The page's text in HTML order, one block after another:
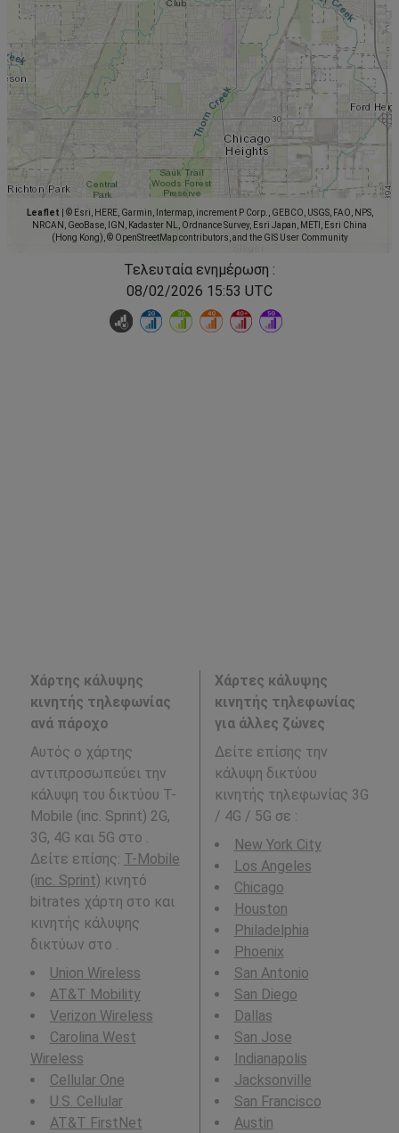
Leaflet
© Esri, HERE, Garmin, Intermap, increment P Corp., GEBCO, USGS, FAO, NPS,
NRCAN, GeoBase, IGN, Kadaster NL, Ordnance Survey, Esri Japan, METI, Esri China
(Hong Kong), © OpenStreetMap contributors, and the GIS User Community
Τελευταία ενημέρωση :
08/02/2026 15:53 UTC
Χάρτης κάλυψης
κινητής τηλεφωνίας
ανά πάροχο
Αυτός ο χάρτης
αντιπροσωπεύει την
κάλυψη του δικτύου T-
Mobile (inc. Sprint) 2G,
3G, 4G και 5G στο .
Δείτε επίσης: T-Mobile
(inc. Sprint) κινητό
bitrates χάρτη στο και
κινητής κάλυψης
δικτύων στο .
Union Wireless
AT&T Mobility
Verizon Wireless
Carolina West
Wireless
Cellular One
U.S. Cellular
AT&T FirstNet
Χάρτες κάλυψης
κινητής τηλεφωνίας
για άλλες ζώνες
Δείτε επίσης την
κάλυψη δικτύου
κινητής τηλεφωνίας 3G
/ 4G / 5G σε :
New York City
Los Angeles
Chicago
Houston
Philadelphia
Phoenix
San Antonio
San Diego
Dallas
San Jose
Indianapolis
Jacksonville
San Francisco
Austin